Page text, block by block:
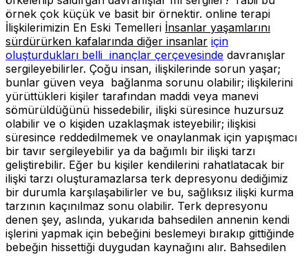
örnek çok küçük ve basit bir örnektir. online terapi
İlişkilerimizin En Eski Temelleri İnsanlar yaşamlarını
sürdürürken kafalarında diğer insanlar için
oluşturdukları belli inançlar çerçevesinde davranışlar
sergileyebilirler. Çoğu insan, ilişkilerinde sorun yaşar;
bunlar güven veya bağlanma sorunu olabilir; ilişkilerini
yürüttükleri kişiler tarafından maddi veya manevi
sömürüldüğünü hissedebilir, ilişki süresince huzursuz
olabilir ve o kişiden uzaklaşmak isteyebilir; ilişkisi
süresince reddedilmemek ve onaylanmak için yapışmacı
bir tavır sergileyebilir ya da bağımlı bir ilişki tarzı
geliştirebilir. Eğer bu kişiler kendilerini rahatlatacak bir
ilişki tarzı oluşturamazlarsa terk depresyonu dediğimiz
bir durumla karşılaşabilirler ve bu, sağlıksız ilişki kurma
tarzının kaçınılmaz sonu olabilir. Terk depresyonu
denen şey, aslında, yukarıda bahsedilen annenin kendi
işlerini yapmak için bebeğini beslemeyi bırakıp gittiğinde
bebeğin hissettiği duygudan kaynağını alır. Bahsedilen